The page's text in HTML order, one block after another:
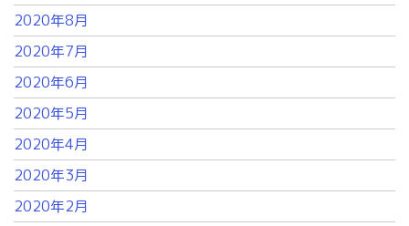
2020年8月
2020年7月
2020年6月
2020年5月
2020年4月
2020年3月
2020年2月